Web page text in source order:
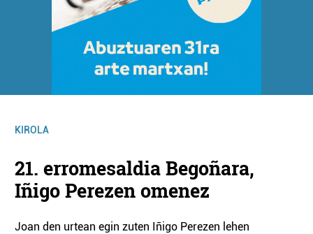
KIROLA
21. erromesaldia Begoñara,
Iñigo Perezen omenez
Joan den urtean egin zuten Iñigo Perezen lehen